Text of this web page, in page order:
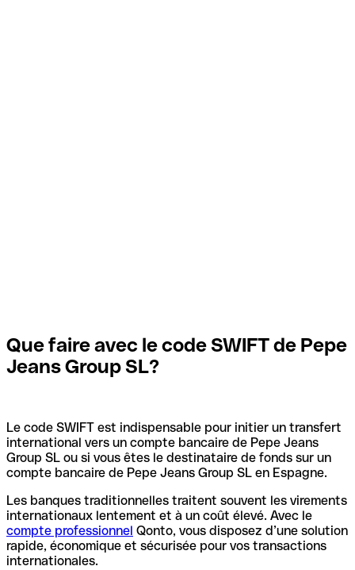
Que faire avec le code SWIFT de Pepe
Jeans Group SL?
Le code SWIFT est indispensable pour initier un transfert
international vers un compte bancaire de Pepe Jeans
Group SL ou si vous êtes le destinataire de fonds sur un
compte bancaire de Pepe Jeans Group SL en Espagne.
Les banques traditionnelles traitent souvent les virements
internationaux lentement et à un coût élevé. Avec le
compte professionnel Qonto, vous disposez d’une solution
rapide, économique et sécurisée pour vos transactions
internationales.